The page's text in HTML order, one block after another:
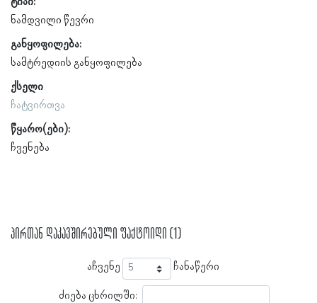
ნამდვილი წევრი
განყოფილება:
სამტრედიის განყოფილება
ქსელი
ჩატვირთვა
წყარო(ები):
ჩვენება
პირთან დაკავშირებული ფაქტოიდი (1)
აჩვენე ჩანაწერი
ძიება ცხრილში: